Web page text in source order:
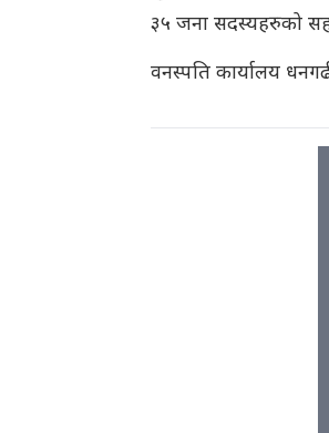
३५ जना सदस्यहरुको
वनस्पति कार्यालय